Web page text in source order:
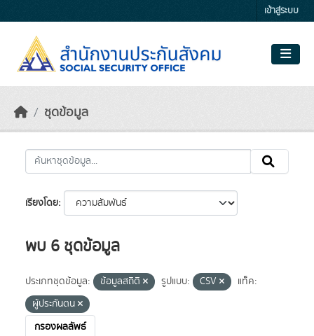
เข้าสู่ระบบ
ชุดข้อมูล
เรียงโดย
พบ 6 ชุดข้อมูล
ประเภทชุดข้อมูล: ข้อมูลสถิติ รูปแบบ: CSV
แท็ค:
ผู้ประกันตน
กรองผลลัพธ์